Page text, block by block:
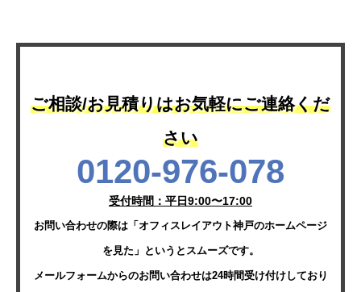
ご相談/お見積りはお気軽にご連絡くだ
さい
0120-976-078
受付時間：平日9:00〜17:00
お問い合わせの際は「オフィスレイアウト神戸のホームページ
を見た」というとスムーズです。
メールフォームからのお問い合わせは24時間受け付けしており